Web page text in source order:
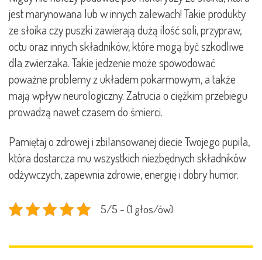
jest marynowana lub w innych zalewach! Takie produkty
ze słoika czy puszki zawierają dużą ilość soli, przypraw,
octu oraz innych składników, które mogą być szkodliwe
dla zwierzaka. Takie jedzenie może spowodować
poważne problemy z układem pokarmowym, a także
mają wpływ neurologiczny. Zatrucia o ciężkim przebiegu
prowadzą nawet czasem do śmierci.
Pamiętaj o zdrowej i zbilansowanej diecie Twojego pupila,
która dostarcza mu wszystkich niezbędnych składników
odżywczych, zapewnia zdrowie, energię i dobry humor.
5/5 - (1 głos/ów)